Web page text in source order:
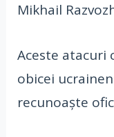
Mikhail
Aceste atacuri
obicei
recunoaște